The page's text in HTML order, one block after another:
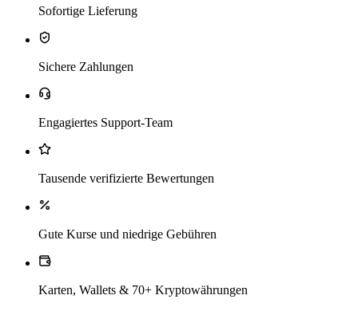
Sofortige Lieferung
Sichere Zahlungen
Engagiertes Support-Team
Tausende verifizierte Bewertungen
Gute Kurse und niedrige Gebühren
Karten, Wallets & 70+ Kryptowährungen